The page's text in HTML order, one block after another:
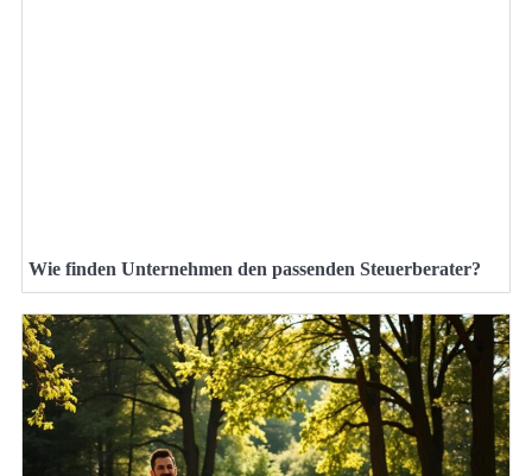
Wie finden Unternehmen den passenden Steuerberater?